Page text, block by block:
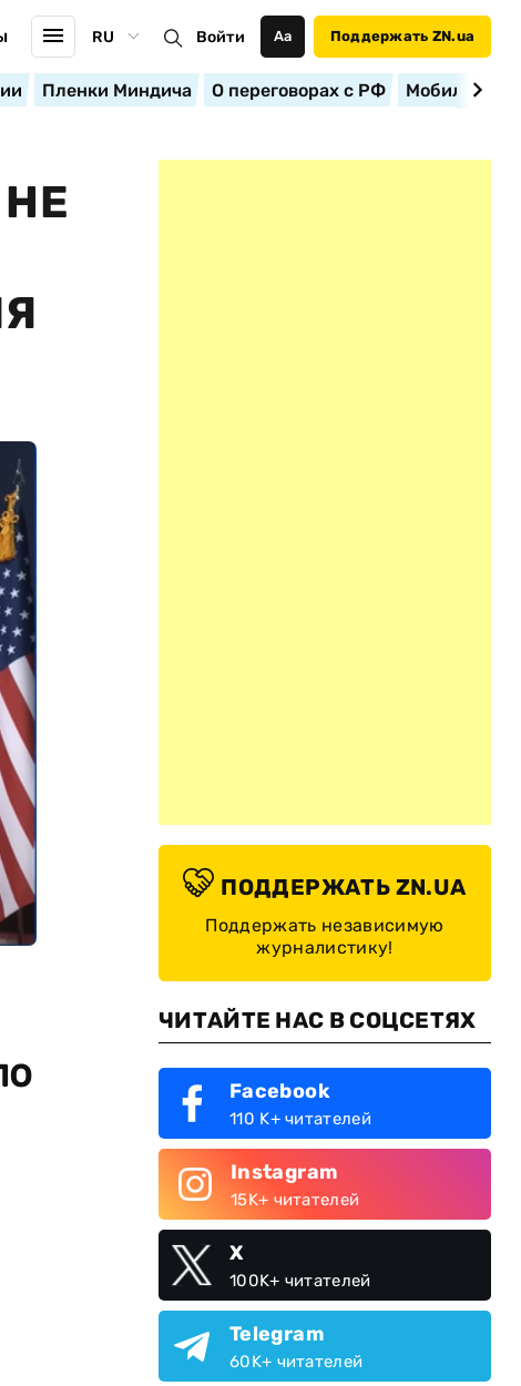
RU Войти Аа Поддержать ZN.ua
Пленки Миндича О переговорах с РФ
ПОДДЕРЖАТЬ ZN.UA
Поддержать независимую
журналистику!
ЧИТАЙТЕ НАС В СОЦСЕТЯХ
Facebook
110 K+ читателей
Instagram
15K+ читателей
X
100K+ читателей
Telegram
60K+ читателей